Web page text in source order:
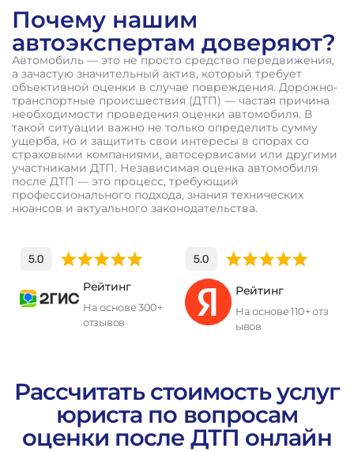
Почему нашим
автоэкспертам доверяют?
Автомобиль — это не просто средство передвижения,
а зачастую значительный актив, который требует
объективной оценки в случае повреждения. Дорожно-
транспортные происшествия (ДТП) — частая причина
необходимости проведения оценки автомобиля. В
такой ситуации важно не только определить сумму
ущерба, но и защитить свои интересы в спорах со
страховыми компаниями, автосервисами или другими
участниками ДТП. Независимая оценка автомобиля
после ДТП — это процесс, требующий
профессионального подхода, знания технических
нюансов и актуального законодательства.
Рейтинг
На основе 300+
отзывов
Рейтинг
На основе 110+ отз
ывов
Рассчитать стоимость услуг
юриста по вопросам
оценки после ДТП онлайн